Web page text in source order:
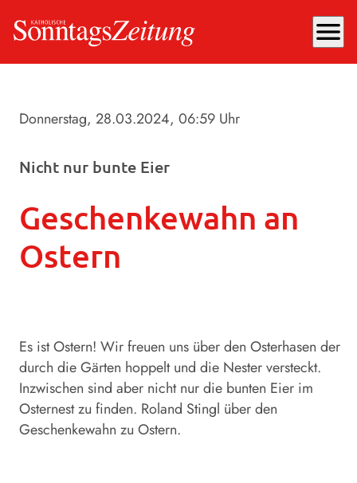
menu
Donnerstag, 28.03.2024, 06:59 Uhr
Nicht nur bunte Eier
Geschenkewahn an
Ostern
Es ist Ostern! Wir freuen uns über den Osterhasen der
durch die Gärten hoppelt und die Nester versteckt.
Inzwischen sind aber nicht nur die bunten Eier im
Osternest zu finden. Roland Stingl über den
Geschenkewahn zu Ostern.